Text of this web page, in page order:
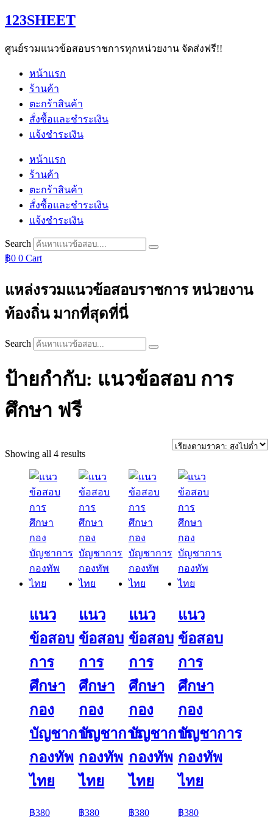
Skip
to
123SHEET
ศูนย์รวมแนวข้อสอบราชการทุกหน่วยงาน จัดส่งฟรี!!
หน้าแรก
ร้านค้า
ตะกร้าสินค้า
สั่งซื้อและชำระเงิน
แจ้งชำระเงิน
หน้าแรก
ร้านค้า
ตะกร้าสินค้า
สั่งซื้อและชำระเงิน
แจ้งชำระเงิน
Search
฿0 0 Cart
แหล่งรวมแนวข้อสอบราชการ หน่วยงาน
ท้องถิ่น มากที่สุดที่นี่
Search
ป้ายกำกับ: แนวข้อสอบ การ
ศึกษา ฟรี
Showing all 4 resultsSorted
price:
high
to
low
แนว
ข้อสอบ
การ
ศึกษา
กอง
บัญชาการ
กองทัพ
ไทย
฿380
แนว
ข้อสอบ
การ
ศึกษา
กอง
บัญชาการ
กองทัพ
ไทย
฿380
แนว
ข้อสอบ
การ
ศึกษา
กอง
บัญชาการ
กองทัพ
ไทย
฿380
แนว
ข้อสอบ
การ
ศึกษา
กอง
บัญชาการ
กองทัพ
ไทย
฿380